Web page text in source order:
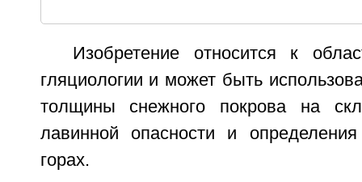
Изобретение относится к
гляциологии и может быть
толщины снежного покрова на
лавинной опасности и
горах.